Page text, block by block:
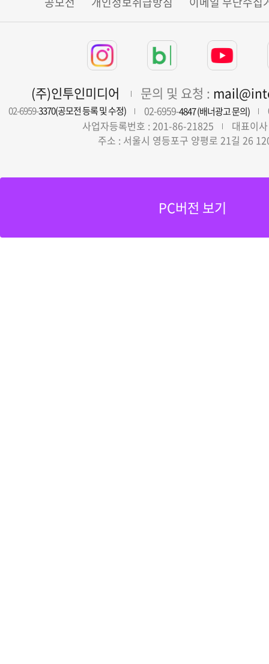
(주)인투인미디어 문의 및 요청 :
02-6959-3370(공모전 등록 및 수정) 02-6959-4847 (배너광고 문의)
사업자등록번호 : 201-86-21825
대표이
주소 : 서울시 영등포구 양평로 21길 26
PC버전 보기